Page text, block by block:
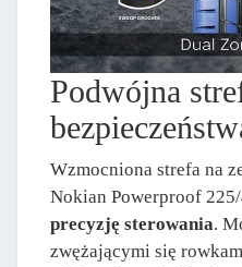
Podwójna
Wzmocniona strefa na
Nokian Powerproof
precyzję sterowania.
zwężającymi się